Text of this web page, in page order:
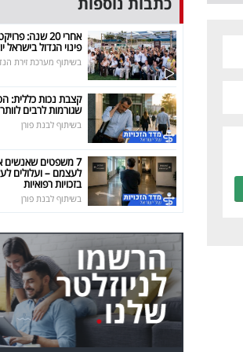
אחרי 20 שנה:
פינוי הגדול בישראל
בשיתוף מערכת זירת
קצבת נכות כללית:
שגורמות לרבים
בשיתוף לבנת פורן
7 משפטים שאנשים
לעצמם – ועלולים
בזכויות רפואיות
בשיתוף לבנת פורן